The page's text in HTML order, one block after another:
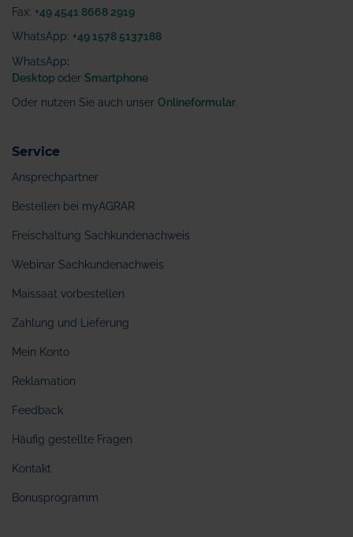
Fax: +49 4541 8668 2919
WhatsApp: +49 1578 5137188
WhatsApp:
Desktop oder Smartphone
Oder nutzen Sie auch unser Onlineformular
Service
Ansprechpartner
Bestellen bei myAGRAR
Freischaltung Sachkundenachweis
Webinar Sachkundenachweis
Maissaat vorbestellen
Zahlung und Lieferung
Mein Konto
Reklamation
Feedback
Häufig gestellte Fragen
Kontakt
Bonusprogramm